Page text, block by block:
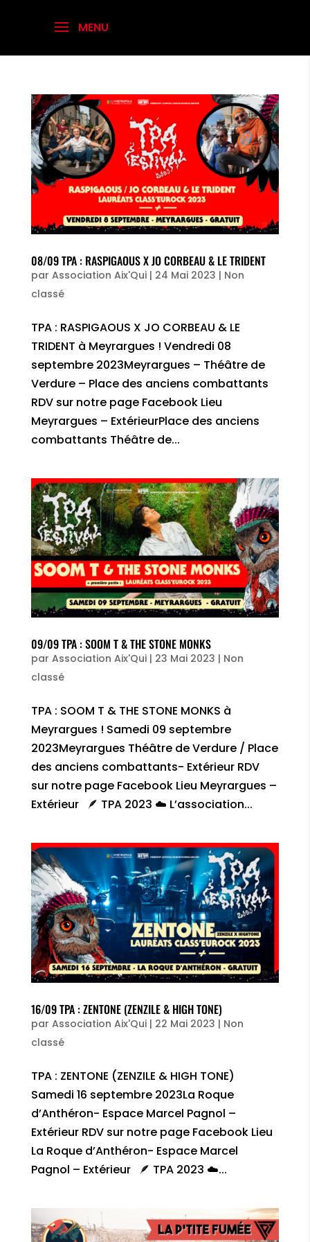
08/09 TPA : RASPIGAOUS X JO CORBEAU & LE TRIDENT
par Association Aix'Qui| 24 Mai 2023 | Non
classé
TPA : RASPIGAOUS X JO CORBEAU & LE
TRIDENT à Meyrargues ! Vendredi 08
septembre 2023Meyrargues – Théâtre de
Verdure – Place des anciens combattants
RDV sur notre page Facebook Lieu
Meyrargues – ExtérieurPlace des anciens
combattants Théâtre de...
09/09 TPA : SOOM T & THE STONE MONKS
par Association Aix'Qui| 23 Mai 2023 | Non
classé
TPA : SOOM T & THE STONE MONKS à
Meyrargues ! Samedi 09 septembre
2023Meyrargues Théâtre de Verdure / Place
des anciens combattants- Extérieur RDV
sur notre page Facebook Lieu Meyrargues –
Extérieur 🪶 TPA 2023 ☁️ L’association...
16/09 TPA : ZENTONE (ZENZILE & HIGH TONE)
par Association Aix'Qui| 22 Mai 2023 | Non
classé
TPA : ZENTONE (ZENZILE & HIGH TONE)
Samedi 16 septembre 2023La Roque
d’Anthéron- Espace Marcel Pagnol –
Extérieur RDV sur notre page Facebook Lieu
La Roque d’Anthéron- Espace Marcel
Pagnol – Extérieur 🪶 TPA 2023 ☁️...